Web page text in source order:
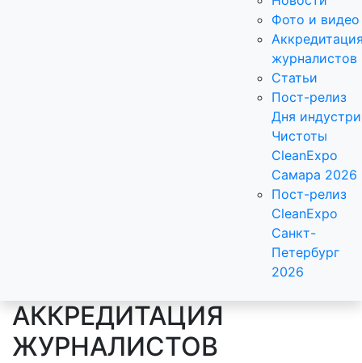
Фото и видео
журналистов
Статьи
Пост-релиз
Дня
Чистоты
CleanExpo
Самара 2026
Пост-релиз
CleanExpo
Санкт-
Петербург
2026
АККРЕДИТАЦИЯ
ЖУРНАЛИСТОВ